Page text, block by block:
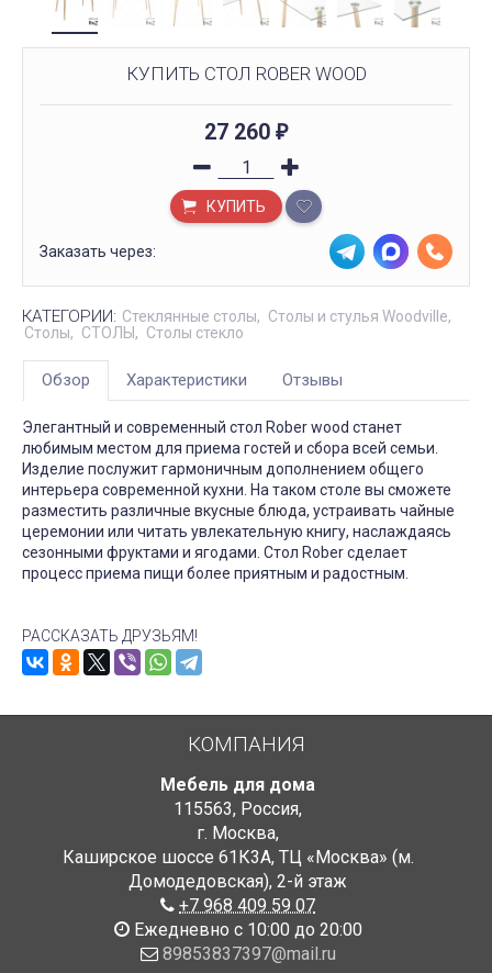
КУПИТЬ СТОЛ ROBER WOOD
27 260 ₽
КУПИТЬ
Заказать через:
КАТЕГОРИИ: Стеклянные столы
Столы и стулья Woodville
Столы
СТОЛЫ Столы стекло
Обзор Характеристики Отзывы
Элегантный и современный стол Rober wood станет
любимым местом для приема гостей и сбора всей семьи.
Изделие послужит гармоничным дополнением общего
интерьера современной кухни. На таком столе вы сможете
разместить различные вкусные блюда, устраивать чайные
церемонии или читать увлекательную книгу, наслаждаясь
сезонными фруктами и ягодами. Стол Rober сделает
процесс приема пищи более приятным и радостным.
РАССКАЗАТЬ ДРУЗЬЯМ!
КОМПАНИЯ
Мебель для дома
115563, Россия,
г. Москва,
Каширское шоссе 61К3А, ТЦ «Москва» (м.
Домодедовская), 2-й этаж
+7 968 409 59 07
Ежедневно с 10:00 до 20:00
89853837397@mail.ru